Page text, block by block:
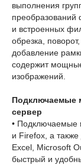
выполнения
и встроенных
обрезка,
добавление
содержит
изображений.
Подключаемые
сервер
• Подключаемые
и Firefox, а
Excel, Microsoft
быстрый и